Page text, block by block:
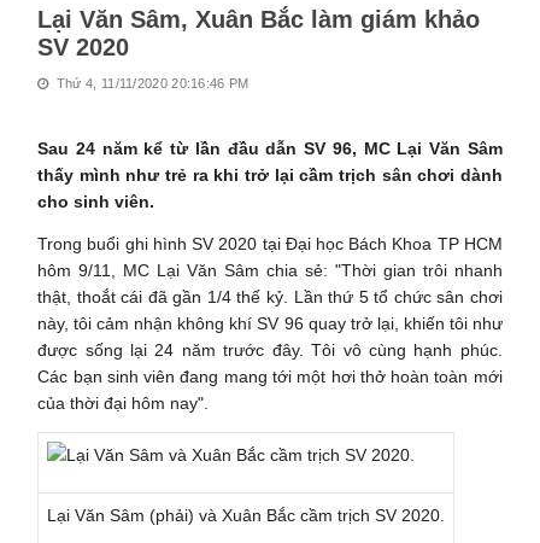
Lại Văn Sâm, Xuân Bắc làm giám khảo
SV 2020
Thứ 4, 11/11/2020 20:16:46 PM
Sau 24 năm kể từ lần đầu dẫn SV 96, MC Lại Văn Sâm
thấy mình như trẻ ra khi trở lại cầm trịch sân chơi dành
cho sinh viên.
Trong buổi ghi hình SV 2020 tại Đại học Bách Khoa TP HCM
hôm 9/11, MC Lại Văn Sâm chia sẻ: "Thời gian trôi nhanh
thật, thoắt cái đã gần 1/4 thế kỷ. Lần thứ 5 tổ chức sân chơi
này, tôi cảm nhận không khí SV 96 quay trở lại, khiến tôi như
được sống lại 24 năm trước đây. Tôi vô cùng hạnh phúc.
Các bạn sinh viên đang mang tới một hơi thở hoàn toàn mới
của thời đại hôm nay".
Lại Văn Sâm (phải) và Xuân Bắc cầm trịch SV 2020.